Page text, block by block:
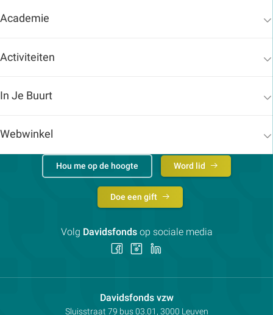
Academie
Activiteiten
In Je Buurt
Webwinkel
Davidsfonds vzwContactpersoon:
Adres:
Sluisstraat 79 bus 03.01, 3000 Leuven
Hou me op de hoogte Word lid
Doe een gift
Volg Davidsfondsop sociale media
Volg Volg